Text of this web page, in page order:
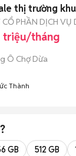
thị trường
CỔ PHẦN DỊCH
triệu/tháng
Ô Chợ Dừa
Thành
GB 512 GB